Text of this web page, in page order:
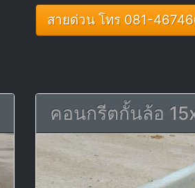
สายด่วน โทร 081-
คอนกรีตกั้นล้อ